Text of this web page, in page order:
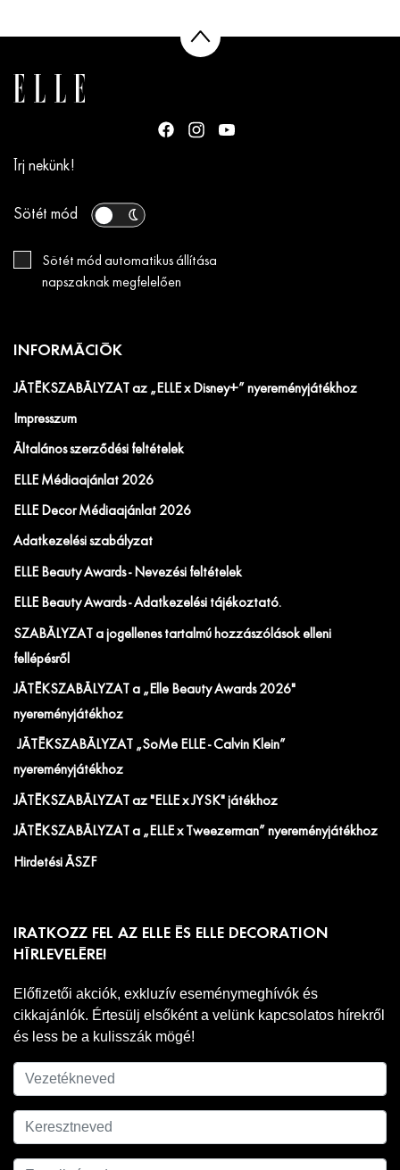
Írj nekünk!
Sötét mód
Sötét mód automatikus állítása
napszaknak megfelelően
INFORMÁCIÓK
JÁTÉKSZABÁLYZAT az „ELLE x Disney+” nyereményjátékhoz
Impresszum
Általános szerződési feltételek
ELLE Médiaajánlat 2026
ELLE Decor Médiaajánlat 2026
Adatkezelési szabályzat
ELLE Beauty Awards - Nevezési feltételek
ELLE Beauty Awards - Adatkezelési tájékoztató.
SZABÁLYZAT a jogellenes tartalmú hozzászólások elleni
fellépésről
JÁTÉKSZABÁLYZAT a „Elle Beauty Awards 2026"
nyereményjátékhoz
JÁTÉKSZABÁLYZAT „SoMe ELLE - Calvin Klein”
nyereményjátékhoz
JÁTÉKSZABÁLYZAT az "ELLE x JYSK" játékhoz
JÁTÉKSZABÁLYZAT a „ELLE x Tweezerman” nyereményjátékhoz
Hirdetési ÁSZF
IRATKOZZ FEL AZ ELLE ÉS ELLE DECORATION
HÍRLEVELÉRE!
Előfizetői akciók, exkluzív eseménymeghívók és
cikkajánlók. Értesülj elsőként a velünk kapcsolatos hírekről
és less be a kulisszák mögé!